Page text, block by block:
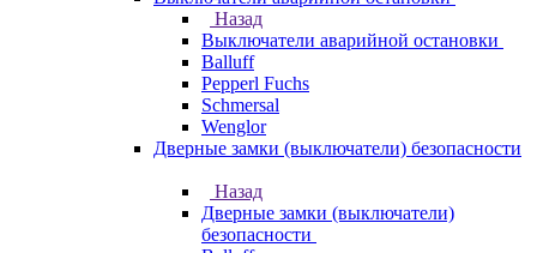
Назад
Выключатели аварийной остановки
Balluff
Pepperl Fuchs
Schmersal
Wenglor
Дверные замки (выключатели) безопасности
Назад
Дверные замки (выключатели)
безопасности